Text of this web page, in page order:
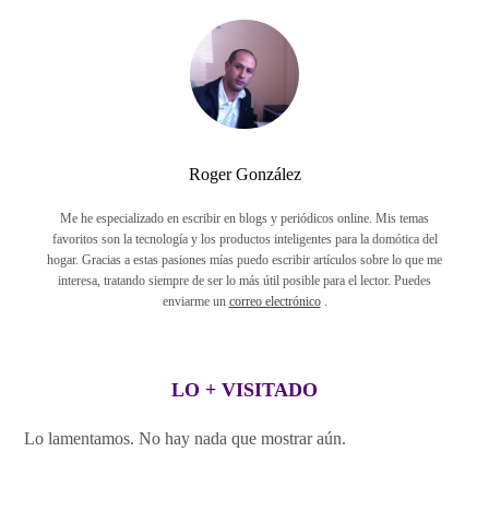
Roger González
Me he especializado en escribir en blogs y periódicos online. Mis temas
favoritos son la tecnología y los productos inteligentes para la domótica del
hogar. Gracias a estas pasiones mías puedo escribir artículos sobre lo que me
interesa, tratando siempre de ser lo más útil posible para el lector. Puedes
enviarme un correo electrónico.
LO + VISITADO
Lo lamentamos. No hay nada que mostrar aún.